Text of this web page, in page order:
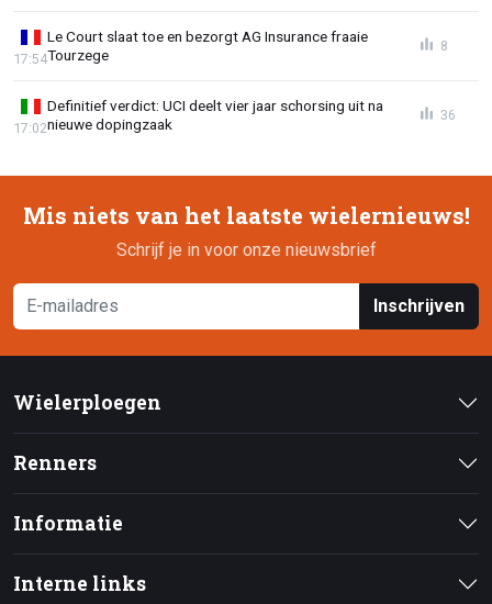
Le Court slaat toe en bezorgt AG Insurance fraaie
Tourzege
17:54
8
Definitief verdict: UCI deelt vier jaar schorsing uit na
nieuwe dopingzaak
17:02
36
Mis niets van het laatste wielernieuws!
Schrijf je in voor onze nieuwsbrief
Inschrijven
Wielerploegen
Renners
Informatie
Interne links